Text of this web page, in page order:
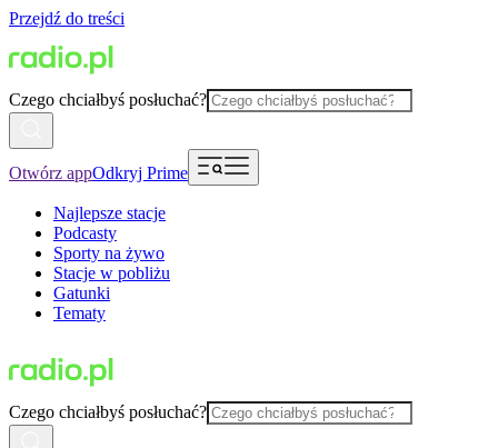
Przejdź do treści
Czego chciałbyś posłuchać?
Otwórz appOdkryj Prime
Najlepsze stacje
Podcasty
Sporty na żywo
Stacje w pobliżu
Gatunki
Tematy
Czego chciałbyś posłuchać?